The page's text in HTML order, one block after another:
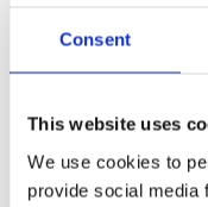
Consent
This website uses
We use cookies to
provide social media
Av
Nyheter